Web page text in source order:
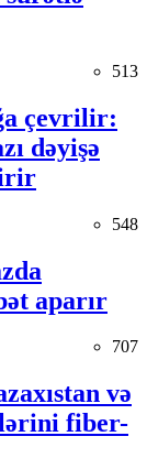
513
çevrilir:
dəyişə
548
aparır
707
və
fiber-